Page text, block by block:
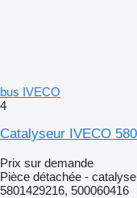
bus IVECO
4
Catalyseur IVECO
Prix sur demande
Pièce détachée -
5801429216, 500060416